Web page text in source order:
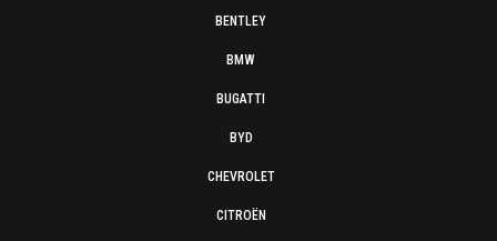
BENTLEY
BMW
BUGATTI
BYD
CHEVROLET
CITROËN